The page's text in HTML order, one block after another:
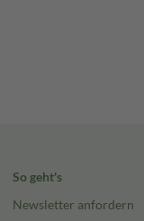
So geht's
Newsletter anfordern